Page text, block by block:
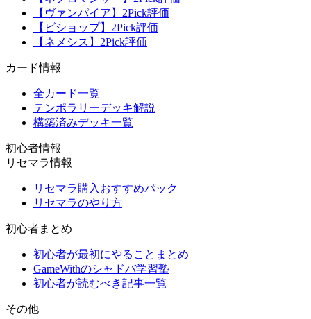
【ヴァンパイア】2Pick評価
【ビショップ】2Pick評価
【ネメシス】2Pick評価
カード情報
全カード一覧
テンポラリーデッキ解説
構築済みデッキ一覧
初心者情報
リセマラ情報
リセマラ購入おすすめパック
リセマラのやり方
初心者まとめ
初心者が最初にやることまとめ
GameWithのシャドバ学習塾
初心者が読むべき記事一覧
その他